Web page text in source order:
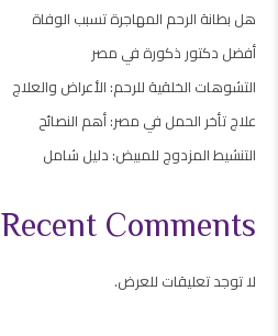
هل بطانة الرحم المهاجرة تسبب الوفاة
أفضل دكتور ذكورة في مصر
التشوهات الخلقية للرحم: الأعراض والعلاج
علاج تأخر الحمل في مصر: أهم النصائح
التنشيط المزدوج للمبيض: دليل شامل
Recent Comments
لا توجد تعليقات للعرض.